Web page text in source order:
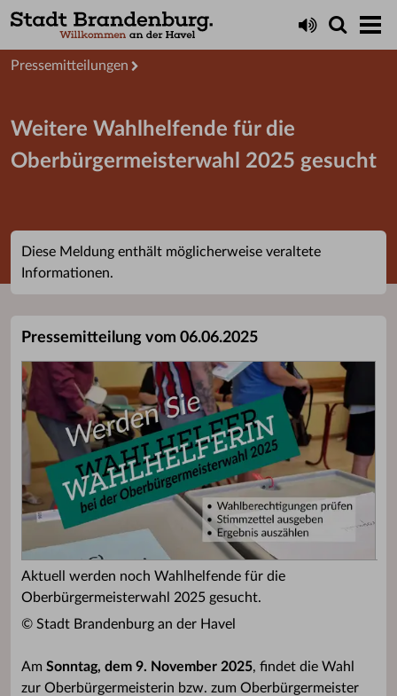
Presseservice
Pressemitteilungen
Weitere Wahlhelfende für die
Oberbürgermeisterwahl 2025 gesucht
Diese Meldung enthält möglicherweise veraltete
Informationen.
Pressemitteilung vom 06.06.2025
Aktuell werden noch Wahlhelfende für die
Oberbürgermeisterwahl 2025 gesucht.
© Stadt Brandenburg an der Havel
Am Sonntag, dem 9. November 2025, findet die Wahl
zur Oberbürgermeisterin bzw. zum Oberbürgermeister